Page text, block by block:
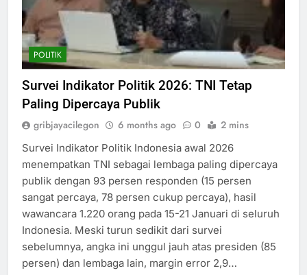
POLITIK
Survei Indikator Politik 2026: TNI Tetap
Paling Dipercaya Publik
gribjayacilegon 6 months ago 0 2 mins
Survei Indikator Politik Indonesia awal 2026
menempatkan TNI sebagai lembaga paling dipercaya
publik dengan 93 persen responden (15 persen
sangat percaya, 78 persen cukup percaya), hasil
wawancara 1.220 orang pada 15-21 Januari di seluruh
Indonesia. Meski turun sedikit dari survei
sebelumnya, angka ini unggul jauh atas presiden (85
persen) dan lembaga lain, margin error 2,9…